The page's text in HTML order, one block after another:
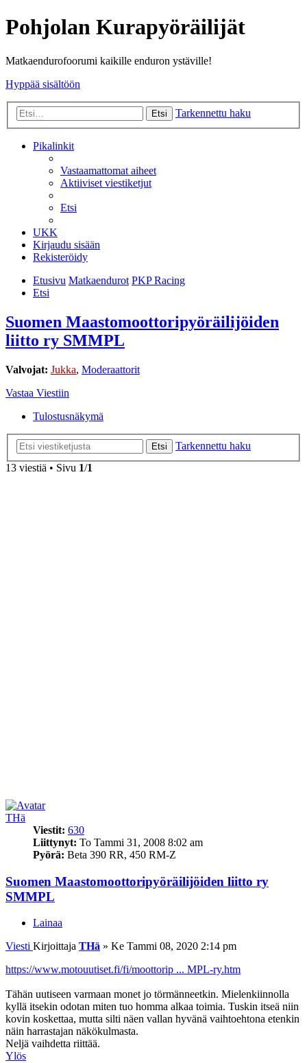
Pohjolan Kurapyöräilijät
Matkaendurofoorumi kaikille enduron ystäville!
Hyppää sisältöön
Etsi Tarkennettu haku
Pikalinkit
Vastaamattomat aiheet
Aktiiviset viestiketjut
Etsi
UKK
Kirjaudu sisään
Rekisteröidy
Etusivu Matkaendurot PKP Racing
Etsi
Suomen Maastomoottoripyöräilijöiden
liitto ry SMMPL
Valvojat: Jukka, Moderaattorit
Vastaa Viestiin
Tulostusnäkymä
Etsi
Tarkennettu haku
13 viestiä • Sivu 1/1
THä
Viestit: 630
Liittynyt: To Tammi 31, 2008 8:02 am
Pyörä: Beta 390 RR, 450 RM-Z
Suomen Maastomoottoripyöräilijöiden liitto ry
SMMPL
Lainaa
Viesti Kirjoittaja THä » Ke Tammi 08, 2020 2:14 pm
https://www.motouutiset.fi/fi/moottorip ... MPL-ry.htm
Tähän uutiseen varmaan monet jo törmänneetkin. Mielenkiinnolla
kyllä itsekin odotan miten tuo homma alkaa toimia. Tuskin itseä niin
kovin koskettaa, mutta silti näen vallan hyvänä vaihtoehtona etenkin
näin harrastajan näkökulmasta.
Neljä vaihdetta riittää.
Ylös